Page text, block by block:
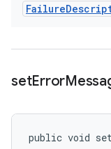
Failure
setError
public void